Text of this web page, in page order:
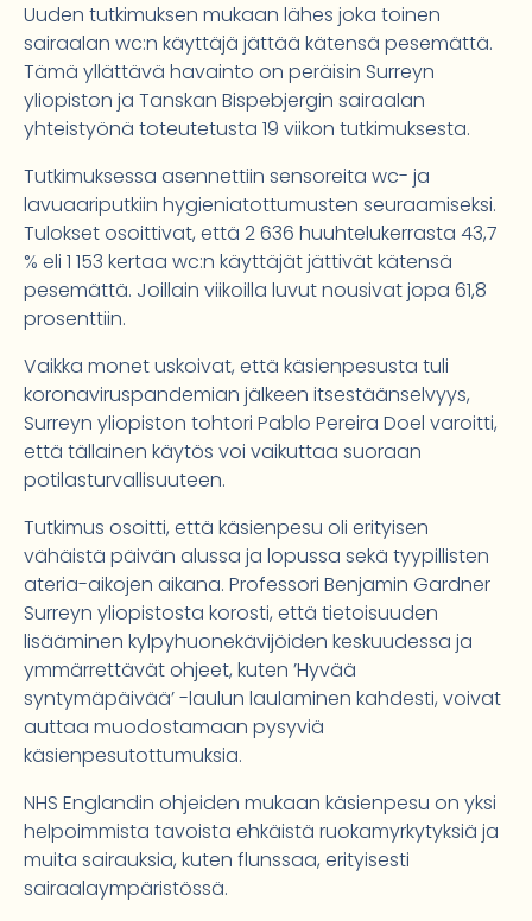
Uuden tutkimuksen mukaan lähes joka toinen
sairaalan wc:n käyttäjä jättää kätensä pesemättä.
Tämä yllättävä havainto on peräisin Surreyn
yliopiston ja Tanskan Bispebjergin sairaalan
yhteistyönä toteutetusta 19 viikon tutkimuksesta.
Tutkimuksessa asennettiin sensoreita wc- ja
lavuaariputkiin hygieniatottumusten seuraamiseksi.
Tulokset osoittivat, että 2 636 huuhtelukerrasta 43,7
% eli 1 153 kertaa wc:n käyttäjät jättivät kätensä
pesemättä. Joillain viikoilla luvut nousivat jopa 61,8
prosenttiin.
Vaikka monet uskoivat, että käsienpesusta tuli
koronaviruspandemian jälkeen itsestäänselvyys,
Surreyn yliopiston tohtori Pablo Pereira Doel varoitti,
että tällainen käytös voi vaikuttaa suoraan
potilasturvallisuuteen.
Tutkimus osoitti, että käsienpesu oli erityisen
vähäistä päivän alussa ja lopussa sekä tyypillisten
ateria-aikojen aikana. Professori Benjamin Gardner
Surreyn yliopistosta korosti, että tietoisuuden
lisääminen kylpyhuonekävijöiden keskuudessa ja
ymmärrettävät ohjeet, kuten ’Hyvää
syntymäpäivää’ -laulun laulaminen kahdesti, voivat
auttaa muodostamaan pysyviä
käsienpesutottumuksia.
NHS Englandin ohjeiden mukaan käsienpesu on yksi
helpoimmista tavoista ehkäistä ruokamyrkytyksiä ja
muita sairauksia, kuten flunssaa, erityisesti
sairaalaympäristössä.